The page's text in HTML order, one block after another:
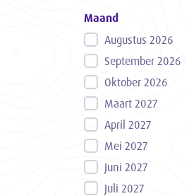
Maand
Augustus 2026
September 2026
Oktober 2026
Maart 2027
April 2027
Mei 2027
Juni 2027
Juli 2027